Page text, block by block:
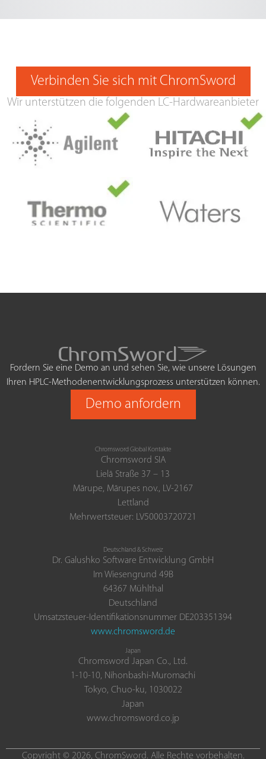
Verbinden Sie sich mit ChromSword
Wir unterstützen die folgenden LC-Hardwareanbieter
Fordern Sie eine Demo an und sehen Sie, wie unsere Lösungen
Ihren HPLC-Methodenentwicklungsprozess unterstützen können.
Demo anfordern
Chromsword Global Kontakte
Chromsword SIA
Lielā Straße 37 – 13
Mārupe, Mārupes nov., LV-2167
Lettland
Mehrwertsteuer: LV50003720721
Deutschland & Schweiz
Dr. Galushko Software Entwicklung GmbH
Im Wiesengrund 49B
64367 Mühlthal
Deutschland
Umsatzsteuer-Identifikationsnummer DE203351394
www.chromsword.de
Japan
Chromsword Japan Co., Ltd.
1-10-10, Nihonbashi-Muromachi
Tokyo, Chuo-ku, 1030022
Japan
www.chromsword.co.jp
Copyright © 2026, ChromSword. Alle Rechte vorbehalten.